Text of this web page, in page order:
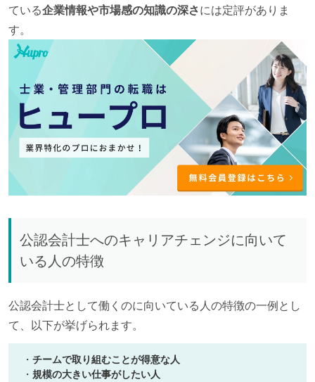
ている企業情報や市場感の知識の深さには定評がありま
す。
公認会計士へのキャリアチェンジに向いて
いる人の特徴
公認会計士として働くのに向いている人の特徴の一例とし
て、以下が挙げられます。
・ チームで取り組むことが得意な人
・ 規模の大きい仕事がしたい人